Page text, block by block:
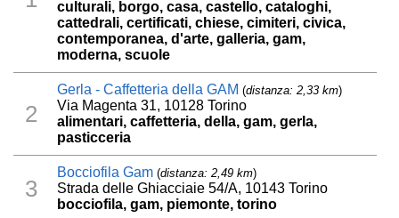
culturali, borgo, casa, castello, cataloghi,
cattedrali, certificati, chiese, cimiteri, civica,
contemporanea, d'arte, galleria, gam,
moderna, scuole
2
Gerla - Caffetteria della GAM (distanza: 2,33 km)
Via Magenta 31, 10128 Torino
alimentari, caffetteria, della, gam, gerla,
pasticceria
3
Bocciofila Gam (distanza: 2,49 km)
Strada delle Ghiacciaie 54/A, 10143 Torino
bocciofila, gam, piemonte, torino